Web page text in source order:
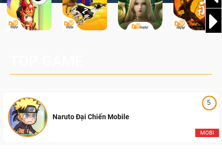
5
MOBI
Naruto Đại Chiến Mobile